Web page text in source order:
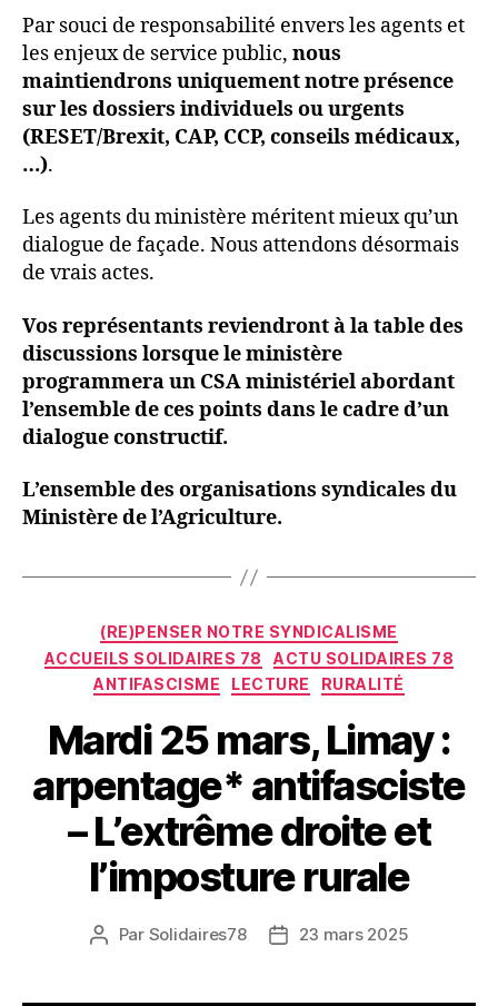
Par souci de responsabilité envers les agents et
les enjeux de service public, nous
maintiendrons uniquement notre présence
sur les dossiers individuels ou urgents
(RESET/Brexit, CAP, CCP, conseils médicaux,
…).
Les agents du ministère méritent mieux qu’un
dialogue de façade. Nous attendons désormais
de vrais actes.
Vos représentants reviendront à la table des
discussions lorsque le ministère
programmera un CSA ministériel abordant
l’ensemble de ces points dans le cadre d’un
dialogue constructif.
L’ensemble des organisations syndicales du
Ministère de l’Agriculture.
Catégories
(RE)PENSER NOTRE SYNDICALISME
ACCUEILS SOLIDAIRES 78
ACTU SOLIDAIRES 78
ANTIFASCISME
LECTURE RURALITÉ
Mardi 25 mars, Limay :
arpentage* antifasciste
– L’extrême droite et
l’imposture rurale
Auteur
Par Solidaires78
Date23 mars 2025